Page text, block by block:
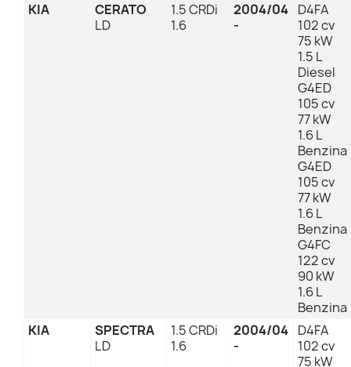
KIA
CERATO
LD
1.5 CRDi
1.6
2004/04
-
D4FA
102 cv
75 kW
1.5 L
Diesel
G4ED
105 cv
77 kW
1.6 L
Benzina
G4ED
105 cv
77 kW
1.6 L
Benzina
G4FC
122 cv
90 kW
1.6 L
Benzina
KIA
SPECTRA
LD
1.5 CRDi
1.6
2004/04
-
D4FA
102 cv
75 kW